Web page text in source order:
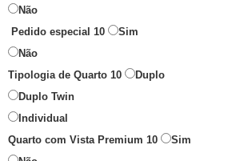
Não
Pedido especial 10
Sim
Não
Tipologia de Quarto 10
Duplo
Duplo Twin
Individual
Quarto com Vista Premium 10
Sim